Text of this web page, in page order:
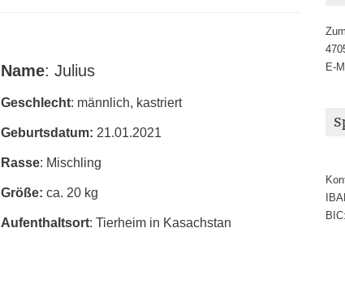
Name: Julius
Geschlecht: männlich, kastriert
Geburtsdatum: 21.01.2021
Rasse: Mischling
Größe: ca. 20 kg
Aufenthaltsort: Tierheim in Kasachstan
E-
BIC: